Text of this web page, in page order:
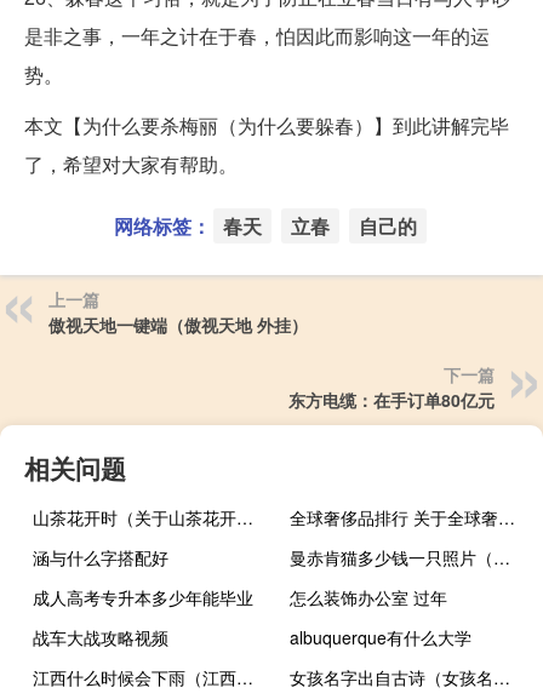
是非之事，一年之计在于春，怕因此而影响这一年的运
势。
本文【为什么要杀梅丽（为什么要躲春）】到此讲解完毕
了，希望对大家有帮助。
网络标签： 春天 立春 自己的
上一篇
傲视天地一键端（傲视天地 外挂）
下一篇
东方电缆：在手订单80亿元
相关问题
山茶花开时（关于山茶花开时的介绍）
全球奢侈品排行 关于全球奢侈品排行的介绍
涵与什么字搭配好
曼赤肯猫多少钱一只照片（曼赤肯猫多少钱一只）
成人高考专升本多少年能毕业
怎么装饰办公室 过年
战车大战攻略视频
albuquerque有什么大学
江西什么时候会下雨（江西什么时候是雨季）
女孩名字出自古诗（女孩名字出自古诗词）